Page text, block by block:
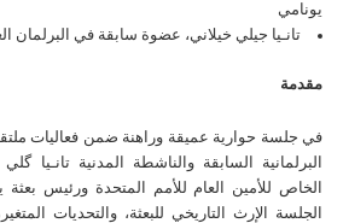
يونامي
تانـيا جيلي خيلاني، عضوة سابقة في البرلمان
مقدمة
البرلمانية السابقة والناشطة المدنية
الخاص للأمين العام للأمم المتحدة ورئيس
الجلسة الإرث التاريخي للبعثة، والتحديات